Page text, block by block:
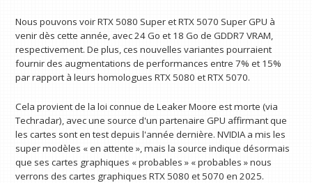
Nous pouvons voir RTX 5080 Super et RTX 5070 Super GPU à
venir dès cette année, avec 24 Go et 18 Go de GDDR7 VRAM,
respectivement. De plus, ces nouvelles variantes pourraient
fournir des augmentations de performances entre 7% et 15%
par rapport à leurs homologues RTX 5080 et RTX 5070.
Cela provient de la loi connue de Leaker Moore est morte (via
Techradar), avec une source d'un partenaire GPU affirmant que
les cartes sont en test depuis l'année dernière. NVIDIA a mis les
super modèles « en attente », mais la source indique désormais
que ses cartes graphiques « probables » « probables » nous
verrons des cartes graphiques RTX 5080 et 5070 en 2025.